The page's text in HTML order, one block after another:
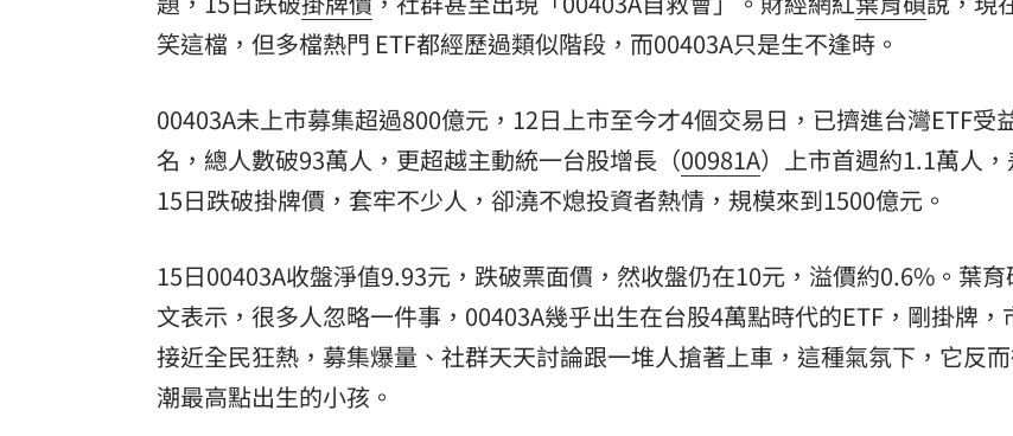
笑這檔，但多檔熱門 ETF都經歷過類似階段，而00403A只是生不逢時。
00403A未上市募集超過800億元，12日上市至今才4個交易日，已擠進台灣ETF受
名，總人數破93萬人，更超越主動統一台股增長（00981A）上市首週約1.1萬人，
15日跌破掛牌價，套牢不少人，卻澆不熄投資者熱情，規模來到1500億元。
15日00403A收盤淨值9.93元，跌破票面價，然收盤仍在10元，溢價約0.6%。葉
文表示，很多人忽略一件事，00403A幾乎出生在台股4萬點時代的ETF，剛掛牌，
接近全民狂熱，募集爆量、社群天天討論跟一堆人搶著上車，這種氣氛下，它反
潮最高點出生的小孩。